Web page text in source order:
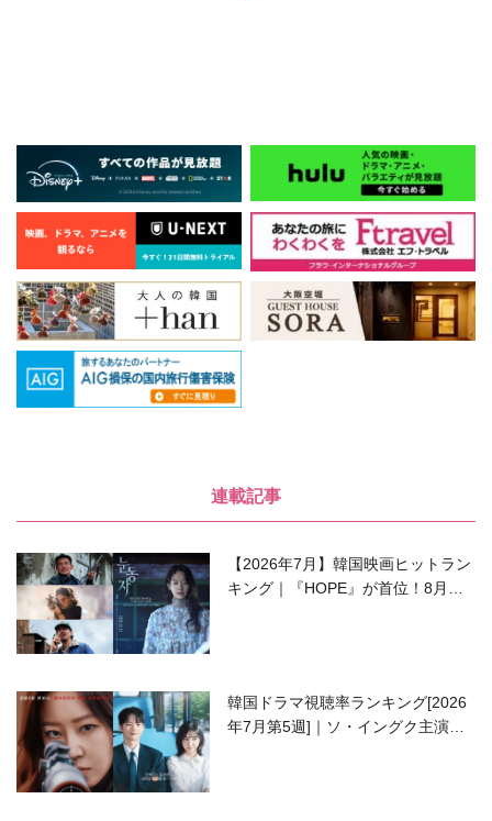
連載記事
【2026年7月】韓国映画ヒットラン
キング｜『HOPE』が首位！8月公
韓国ドラマ視聴率ランキング[2026
年7月第5週]｜ソ・イングク主演の